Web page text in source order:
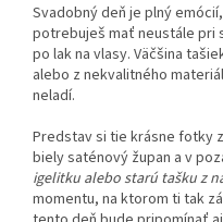
Svadobný deň je plný
potrebuješ mať neustále pri
po lak na vlasy. Väčšina
alebo z nekvalitného
neladí.
Predstav si tie krásne fotky
biely saténový župan a v
igelitku alebo starú tašku z
momentu, na ktorom ti tak